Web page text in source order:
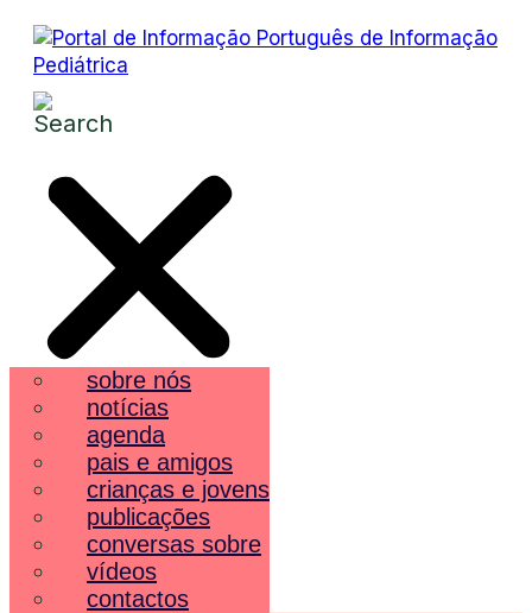
sobre nós
notícias
agenda
pais e amigos
crianças e jovens
publicações
conversas sobre
vídeos
contactos